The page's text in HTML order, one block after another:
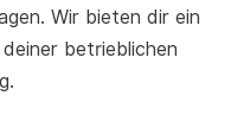
Wir bieten dir ein
betrieblichen